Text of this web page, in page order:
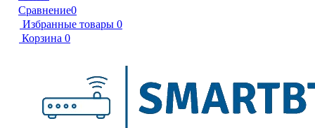
Сравнение0
Избранные товары 0
Корзина 0